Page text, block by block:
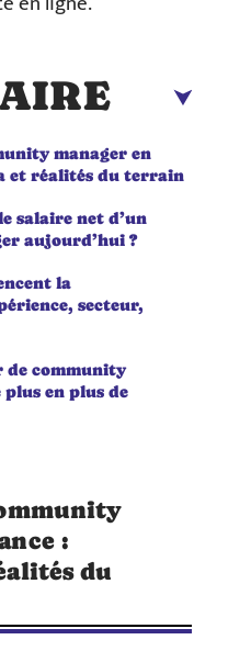
manager en
et réalités du terrain
salaire net d’un
aujourd’hui ?
la
secteur,
de community
en plus de
:
du